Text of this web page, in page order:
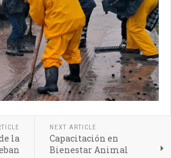
la
NEXT ARTICLE
Capacitación en
Bienestar Animal